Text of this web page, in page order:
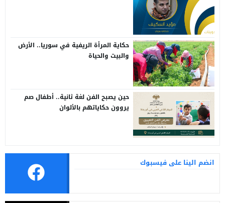
حكاية المرأة الريفية في سوريا.. الأرض
والبيت والحياة
حين يصبح الفن لغة ثانية.. أطفال صم
يروون حكاياتهم بالألوان
انضم الينا على فيسبوك